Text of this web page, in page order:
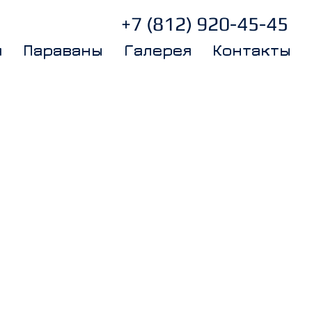
Параваны Галерея Контакты
+7 (812) 920-45-45